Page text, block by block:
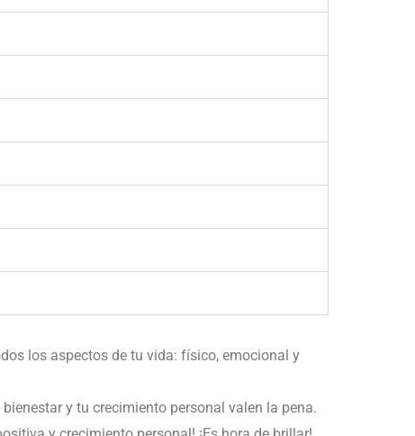
los aspectos de tu vida: físico, emocional y
y tu crecimiento personal valen la pena.